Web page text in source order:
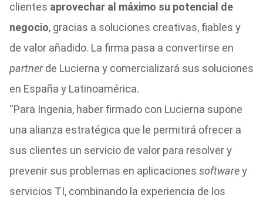
clientes aprovechar al máximo su potencial de
negocio, gracias a soluciones creativas, fiables y
de valor añadido. La firma pasa a convertirse en
partnerde Lucierna y comercializará sus soluciones
en España y Latinoamérica.
“Para Ingenia, haber firmado con Lucierna supone
una alianza estratégica que le permitirá ofrecer a
sus clientes un servicio de valor para resolver y
prevenir sus problemas en aplicaciones softwarey
servicios TI, combinando la experiencia de los